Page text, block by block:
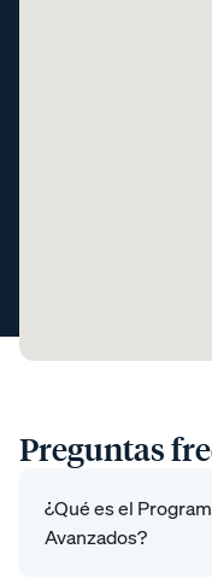
Preguntas
¿Qué es el
Avanzados?